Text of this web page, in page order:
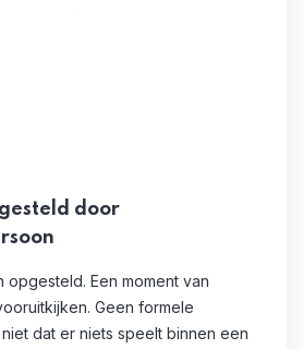
door
opgesteld. Een moment van
Geen formele
dat er niets speelt binnen een